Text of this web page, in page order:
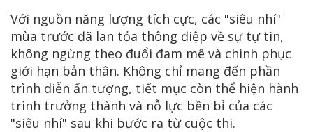
Với nguồn năng lượng tích cực, các "siêu nhí"
mùa trước đã lan tỏa thông điệp về sự tự tin,
không ngừng theo đuổi đam mê và chinh phục
giới hạn bản thân. Không chỉ mang đến phần
trình diễn ấn tượng, tiết mục còn thể hiện hành
trình trưởng thành và nỗ lực bền bỉ của các
"siêu nhí" sau khi bước ra từ cuộc thi.